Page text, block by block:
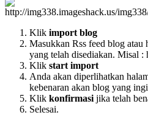
Klik import blog
Masukkan Rss feed blog atau
yang telah disediakan. Misal :
Klik start import
Anda akan diperlihatkan
kebenaran akan blog yang
Klik konfirmasi jika telah
Selesai.